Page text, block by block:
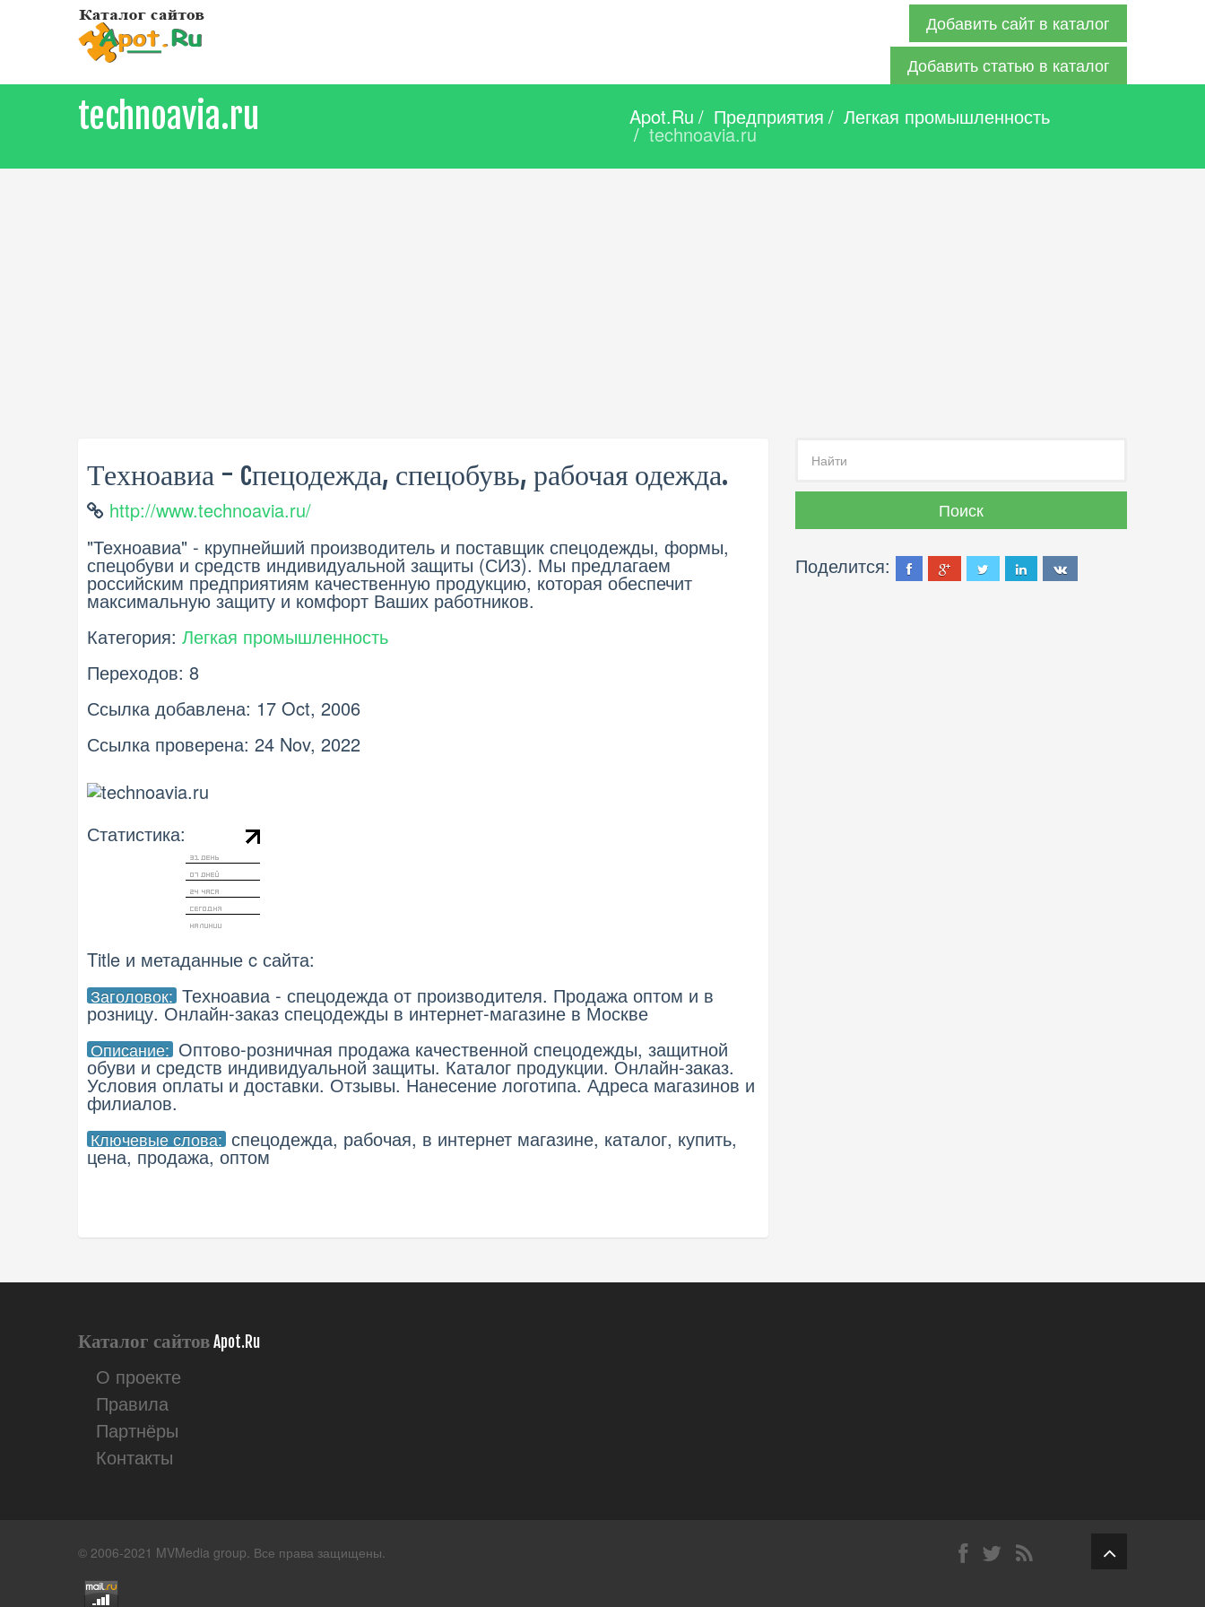
Добавить сайт в каталог
Добавить статью в каталог
technoavia.ru Apot.Ru / Предприятия / Легкая промышленность
/ technoavia.ru
Техноавиа - cпецодежда, спецобувь, рабочая одежда.
http://www.technoavia.ru/
"Техноавиа" - крупнейший производитель и поставщик спецодежды, формы,
спецобуви и средств индивидуальной защиты (СИЗ). Мы предлагаем
российским предприятиям качественную продукцию, которая обеспечит
максимальную защиту и комфорт Ваших работников.
Категория: Легкая промышленность
Переходов: 8
Ссылка добавлена: 17 Oct, 2006
Ссылка проверена: 24 Nov, 2022
Статистика:
Title и метаданные c сайта:
Заголовок: Техноавиа - спецодежда от производителя. Продажа оптом и в
розницу. Онлайн-заказ спецодежды в интернет-магазине в Москве
Описание: Оптово-розничная продажа качественной спецодежды, защитной
обуви и средств индивидуальной защиты. Каталог продукции. Онлайн-заказ.
Условия оплаты и доставки. Отзывы. Нанесение логотипа. Адреса магазинов и
филиалов.
Ключевые слова: спецодежда, рабочая, в интернет магазине, каталог, купить,
цена, продажа, оптом
Поделится:
Каталог сайтовApot.Ru
О проекте
Правила
Партнёры
Контакты
© 2006-2021 MVMedia group. Все права защищены.